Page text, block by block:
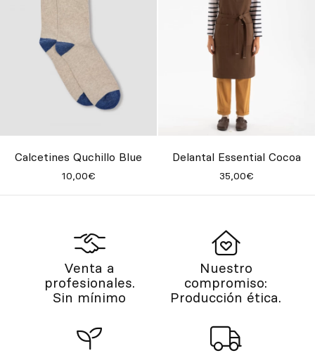
Calcetines Quchillo Blue
10,00€
Delantal Essential Cocoa
35,00€
Venta a
profesionales.
Sin mínimo
Nuestro
compromiso:
Producción ética.